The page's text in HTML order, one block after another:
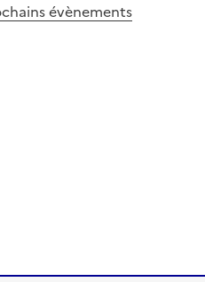
évènements